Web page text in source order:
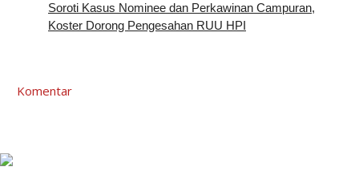
Soroti Kasus Nominee dan Perkawinan Campuran,
Koster Dorong Pengesahan RUU HPI
Komentar